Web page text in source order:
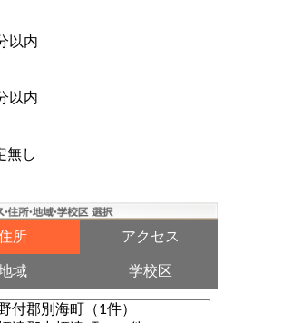
以内
以内
無し
所 アクセス
域 学校区